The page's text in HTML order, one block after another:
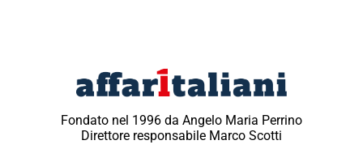
Fondato nel 1996 da Angelo Maria Perrino
Direttore responsabile Marco Scotti